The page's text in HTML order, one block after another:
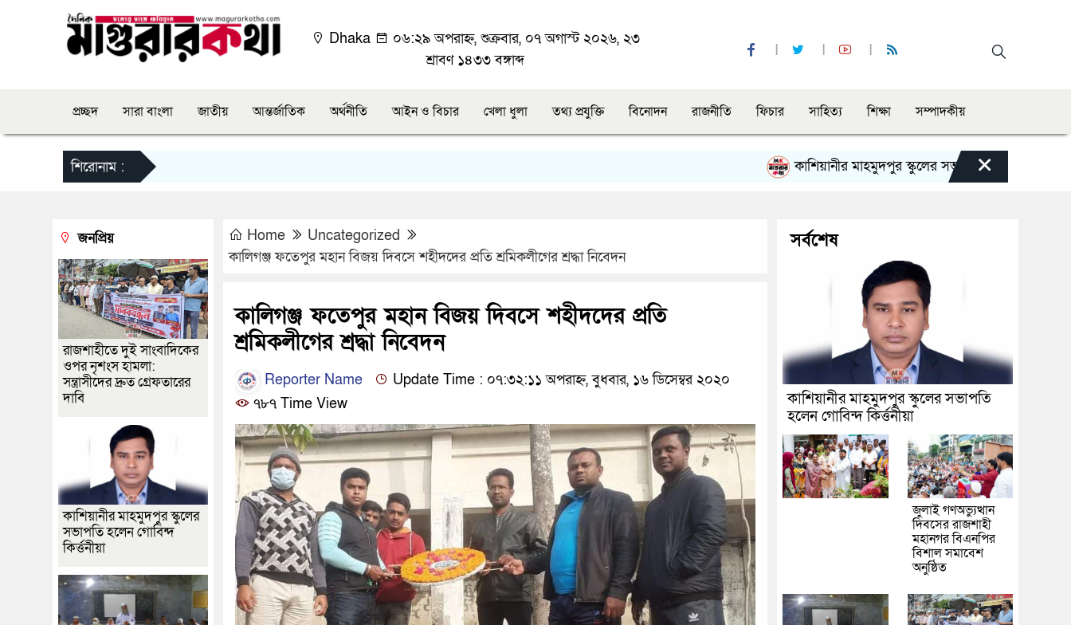
Dhaka
০৬:২৯ অপরাহ্ন, শুক্রবার, ০৭ অগাস্ট ২০২৬, ২৩
শ্রাবণ ১৪৩৩ বঙ্গাব্দ
প্রচ্ছদ সারা বাংলা জাতীয় আন্তর্জাতিক অর্থনীতি আইন ও বিচার খেলা ধুলা তথ্য প্রযুক্তি বিনোদন রাজনীতি ফিচার সাহিত্য শিক্ষা সম্পাদকীয়
শিরোনাম : কাশিয়ানীর মাহমুদপুর স্কুলের সভাপতি হলেন গোবিন্দ কির্ত্তনীয়া
×
Home
Uncategorized
কালিগঞ্জ ফতেপুর মহান বিজয় দিবসে শহীদদের প্রতি শ্রমিকলীগের শ্রদ্ধা নিবেদন
কালিগঞ্জ ফতেপুর মহান বিজয় দিবসে শহীদদের প্রতি
শ্রমিকলীগের শ্রদ্ধা নিবেদন
Reporter Name
Update Time : ০৭:৩২:১১ অপরাহ্ন, বুধবার, ১৬ ডিসেম্বর ২০২০
৭৮৭ Time View
জনপ্রিয়
রাজশাহীতে দুই সাংবাদিকের
ওপর নৃশংস হামলা:
সন্ত্রাসীদের দ্রুত গ্রেফতারের
দাবি
কাশিয়ানীর মাহমুদপুর স্কুলের
সভাপতি হলেন গোবিন্দ
কির্ত্তনীয়া
সর্বশেষ
কাশিয়ানীর মাহমুদপুর স্কুলের সভাপতি
হলেন গোবিন্দ কির্ত্তনীয়া
জুলাই গণঅভ্যুত্থান
দিবসের রাজশাহী
মহানগর বিএনপির
বিশাল সমাবেশ
অনুষ্ঠিত